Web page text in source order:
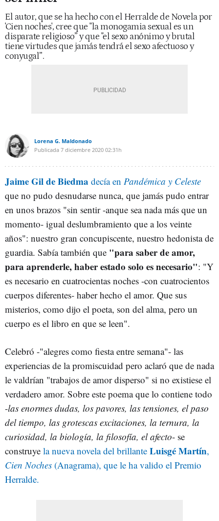
El autor, que se ha hecho con el Herralde de Novela por
'Cien noches', cree que "la monogamia sexual es un
disparate religioso” y que "el sexo anónimo y brutal
tiene virtudes que jamás tendrá el sexo afectuoso y
conyugal”.
Lorena G. Maldonado
Publicada 7 diciembre 2020 02:31h
Jaime Gil de Biedma decía en Pandémica y Celeste
que no pudo desnudarse nunca, que jamás pudo entrar
en unos brazos "sin sentir -anque sea nada más que un
momento- igual deslumbramiento que a los veinte
años": nuestro gran concupiscente, nuestro hedonista de
guardia. Sabía también que "para saber de amor,
para aprenderle, haber estado solo es necesario": "Y
es necesario en cuatrocientas noches -con cuatrocientos
cuerpos diferentes- haber hecho el amor. Que sus
misterios, como dijo el poeta, son del alma, pero un
cuerpo es el libro en que se leen".
Celebró -"alegres como fiesta entre semana"- las
experiencias de la promiscuidad pero aclaró que de nada
le valdrían "trabajos de amor disperso" si no existiese el
verdadero amor. Sobre este poema que lo contiene todo
-las enormes dudas, los pavores, las tensiones, el paso
del tiempo, las grotescas excitaciones, la ternura, la
curiosidad, la biología, la filosofía, el afecto- se
construye la nueva novela del brillante Luisgé Martín,
Cien Noches (Anagrama), que le ha valido el Premio
Herralde.